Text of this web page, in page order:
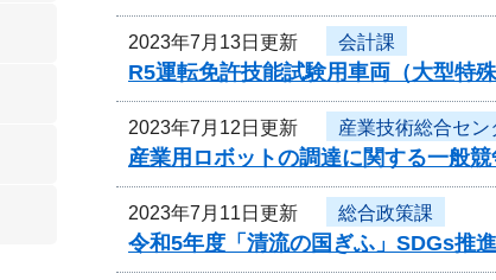
2023年7月13日更新 会計課
R5運転免許技能試験用車両（大型特
2023年7月12日更新 産業技術総合セン
産業用ロボットの調達に関する一般
2023年7月11日更新 総合政策課
令和5年度「清流の国ぎふ」SDGs推